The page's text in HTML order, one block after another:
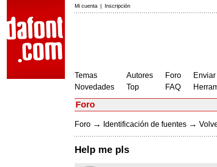
Mi cuenta | Inscripción
Temas
Novedades
Autores
Top
Foro
FAQ
Foro
Foro → Identificación de fuentes →
Help me pls